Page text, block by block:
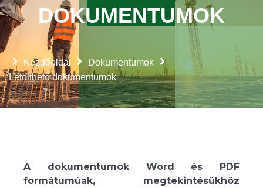
Kezdőoldal
Dokumentumok
Letölthető dokumentumok
DOKUMENTUMOK
A dokumentumok Word és PDF
formátumúak, megtekintésükhöz